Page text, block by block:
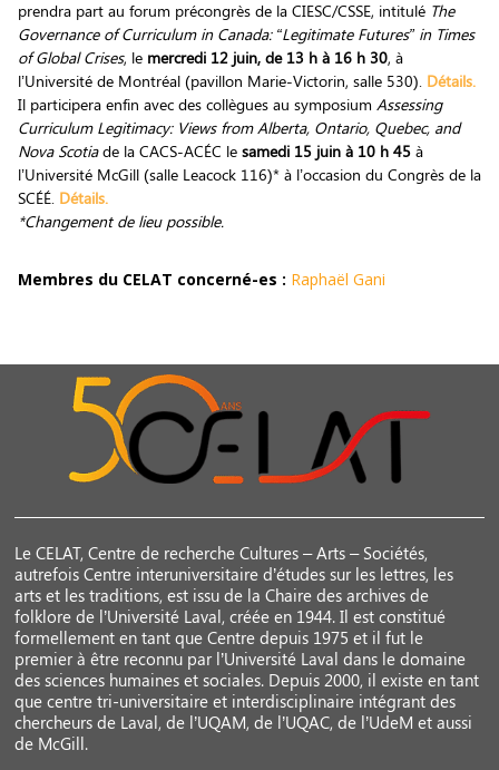
prendra part au forum précongrès de la CIESC/CSSE, intitulé The
Governance of Curriculum in Canada: “Legitimate Futures”in Times
of Global Crises, le mercredi 12 juin, de 13 h à 16 h 30, à
l’Université de Montréal (pavillon Marie-Victorin, salle 530). Détails.
Il participera enfin avec des collègues au symposium Assessing
Curriculum Legitimacy: Views from Alberta, Ontario, Quebec, and
Nova Scotiade la CACS-ACÉC le samedi 15 juin à 10 h 45à
l’Université McGill (salle Leacock 116)* à l’occasion du Congrès de la
SCÉÉ. Détails.
*Changement de lieu possible.
Membres du CELAT concerné-es : Raphaël Gani
Le CELAT, Centre de recherche Cultures – Arts – Sociétés,
autrefois Centre interuniversitaire d’études sur les lettres, les
arts et les traditions, est issu de la Chaire des archives de
folklore de l’Université Laval, créée en 1944. Il est constitué
formellement en tant que Centre depuis 1975 et il fut le
premier à être reconnu par l’Université Laval dans le domaine
des sciences humaines et sociales. Depuis 2000, il existe en tant
que centre tri-universitaire et interdisciplinaire intégrant des
chercheurs de Laval, de l’UQAM, de l’UQAC, de l’UdeM et aussi
de McGill.